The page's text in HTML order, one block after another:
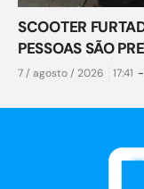
SCOOTER
PESSOAS SÃO
7 / agosto / 2026 17:41 -